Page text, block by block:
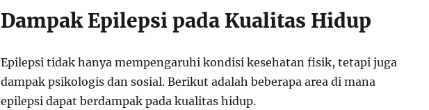
Dampak Epilepsi pada Kualitas Hidup
Epilepsi tidak hanya mempengaruhi kondisi kesehatan fisik, tetapi juga
dampak psikologis dan sosial. Berikut adalah beberapa area di mana
epilepsi dapat berdampak pada kualitas hidup.